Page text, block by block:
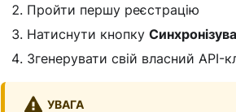
Пройти першу реєстрацію
Натиснути кнопку
Згенерувати свій власний API-
УВАГА